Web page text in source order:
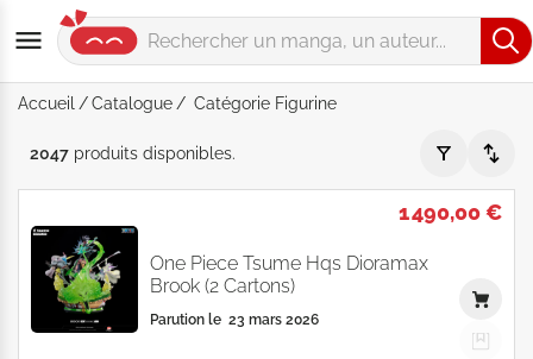
Accueil Catalogue Catégorie Figurine
Catégorie "Figurine" - Par Prix décroissante - Catalogue
2047 produits disponibles.
1 490,00 €
One Piece Tsume Hqs Dioramax
Brook (2 Cartons)
Parution le 23 mars 2026